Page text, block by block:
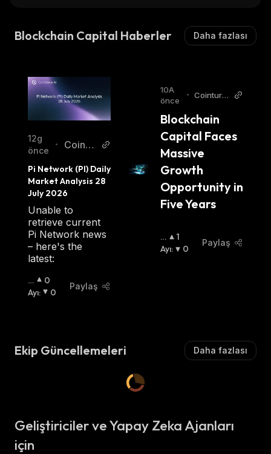
Blockchain Capital Haberler Daha fazlası
12g
önce
•
CoinSt
Article
s
Pi Network (PI) Daily
Market Analysis 28
July 2026
Unable to
retrieve current
Pi Network news
– here's the
latest:
B
O
0
Ayı: 0
Paylaş
10A
önce
•
Cointurk
Blockchain
Capital Faces
Massive
Growth
Opportunity in
Five Years
B
O
1
Ayı: 0
Paylaş
Ekip Güncellemeleri Daha fazlası
Geliştiriciler ve Yapay Zeka Ajanları
için